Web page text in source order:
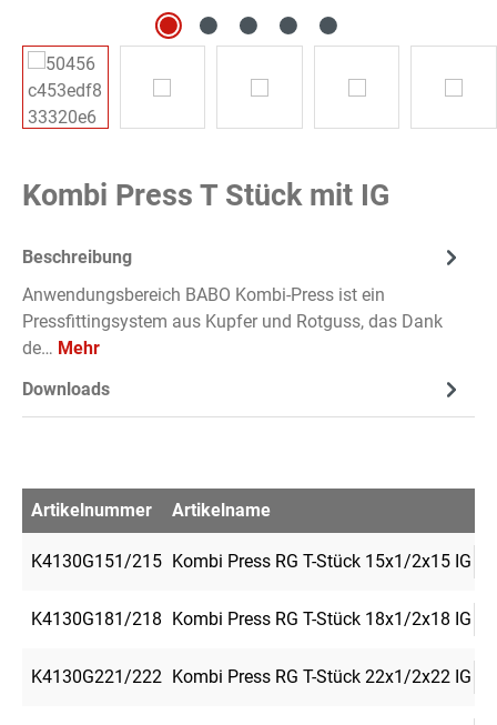
Kombi Press T Stück mit IG
Beschreibung
Anwendungsbereich BABO Kombi-Press ist ein
Pressfittingsystem aus Kupfer und Rotguss, das Dank
de… Mehr
Downloads
Artikelnummer Artikelname
K4130G151/215 Kombi Press RG T-Stück 15x1/2x15 IG
K4130G181/218 Kombi Press RG T-Stück 18x1/2x18 IG
K4130G221/222 Kombi Press RG T-Stück 22x1/2x22 IG